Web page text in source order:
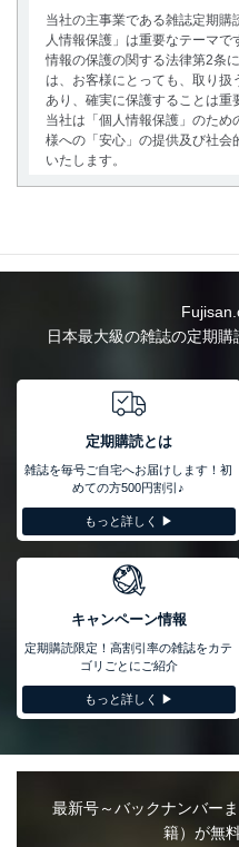
当社の主事業である雑誌定期
人情報保護」は重要なテーマ
情報の保護の関する法律第2条
は、お客様にとっても、取り扱
あり、確実に保護することは重
当社は「個人情報保護」のた
様への「安心」の提供及び社会
いたします。
確にし、本人の同意を得たうえ
適法かつ公正な手段によって取
への提供・開示は行いません
確実にするため、従業者等の教
当社は、個人情報に関連する
範を遵守します。また、当社
その他の規範を常に適合させま
個人情報の安全管理措置
ュリティ対策をはじめとする
い、滅失またはき損の防止及び
アクセス制御
個人データを取り扱うこ
う従業者を明確化し、
アクセス者の識別と認証
ント制御）により、個人
外部からの不正アクセス等の
個人データを取り扱う機
日本最大級の雑誌の定期購
定期購読とは
雑誌を毎号ご自宅へお届けします！初
めての方500円割引♪
もっと詳しく ▶︎
キャンペーン情報
定期購読限定！高割引率の雑誌をカテ
ゴリごとにご紹介
もっと詳しく ▶︎
最新号～バックナンバー
籍）が無